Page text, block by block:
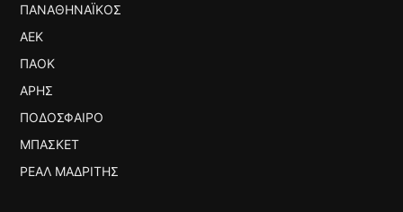
ΠΑΝΑΘΗΝΑΪΚΌΣ
ΑΕΚ
ΠΑΟΚ
ΆΡΗΣ
ΠΟΔΌΣΦΑΙΡΟ
ΜΠΆΣΚΕΤ
ΡΕΆΛ ΜΑΔΡΊΤΗΣ